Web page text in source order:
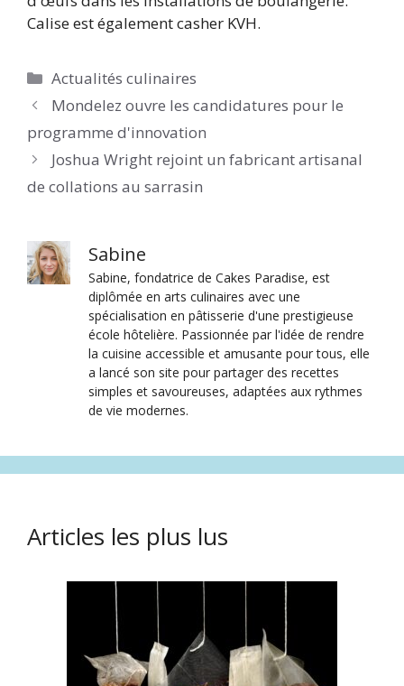
Calise est également casher KVH.
Catégories
Actualités culinaires
Mondelez ouvre les candidatures pour le
programme d'innovation
Joshua Wright rejoint un fabricant artisanal
de collations au sarrasin
Sabine
Sabine, fondatrice de Cakes Paradise, est
diplômée en arts culinaires avec une
spécialisation en pâtisserie d'une prestigieuse
école hôtelière. Passionnée par l'idée de rendre
la cuisine accessible et amusante pour tous, elle
a lancé son site pour partager des recettes
simples et savoureuses, adaptées aux rythmes
de vie modernes.
Articles les plus lus